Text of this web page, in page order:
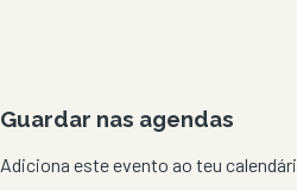
Guardar nas agendas
Adiciona este evento ao teu